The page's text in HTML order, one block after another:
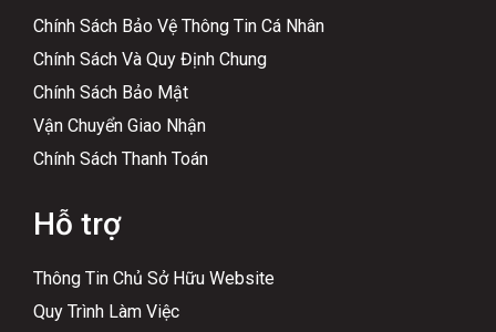
Chính Sách Bảo Vệ Thông Tin Cá Nhân
Chính Sách Và Quy Định Chung
Chính Sách Bảo Mật
Vận Chuyển Giao Nhận
Chính Sách Thanh Toán
Hỗ trợ
Thông Tin Chủ Sở Hữu Website
Quy Trình Làm Việc